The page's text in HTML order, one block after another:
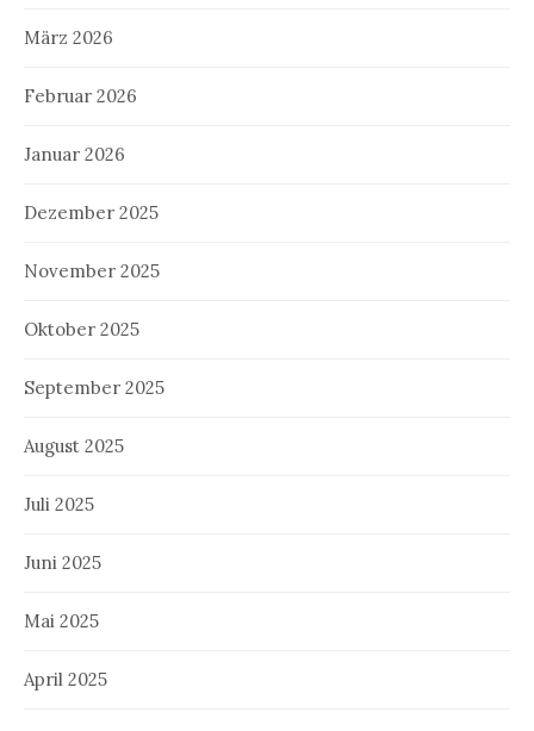
März 2026
Februar 2026
Januar 2026
Dezember 2025
November 2025
Oktober 2025
September 2025
August 2025
Juli 2025
Juni 2025
Mai 2025
April 2025